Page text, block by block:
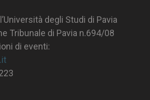
degli Studi di Pavia
Tribunale di Pavia n.694/08
di eventi: